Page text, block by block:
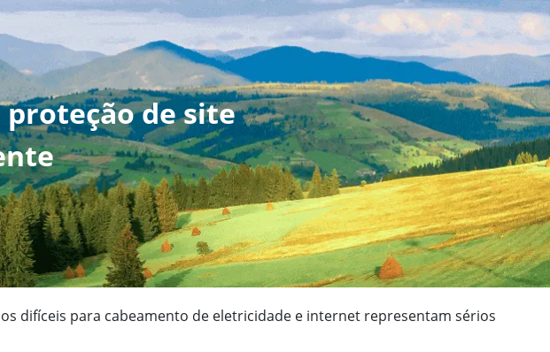
de site
difíceis para cabeamento de eletricidade e internet representam sérios